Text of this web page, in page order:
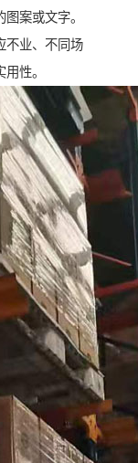
案或文字。
不业、不同场
性。